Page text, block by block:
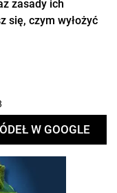
zasady ich
się, czym wyłożyć
W GOOGLE